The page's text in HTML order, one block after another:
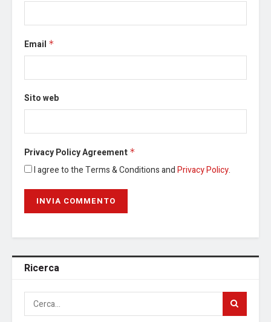
Email *
Sito web
Privacy Policy Agreement *
I agree to the Terms & Conditions andPrivacy Policy.
Ricerca